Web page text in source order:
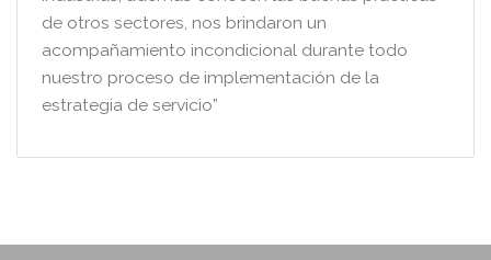
de otros sectores, nos brindaron un
acompañamiento incondicional durante todo
nuestro proceso de implementación de la
estrategia de servicio”